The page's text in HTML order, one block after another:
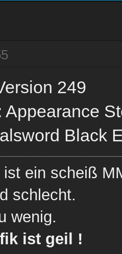
249
Appearance
Black
ein scheiß
schlecht.
wenig.
ist geil !